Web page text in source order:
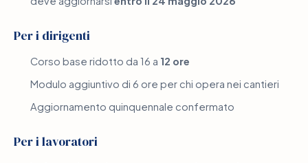
Per i dirigenti
Corso base ridotto da 16 a 12 ore
Modulo aggiuntivo di 6 ore per chi opera nei cantieri
Aggiornamento quinquennale confermato
Per i lavoratori